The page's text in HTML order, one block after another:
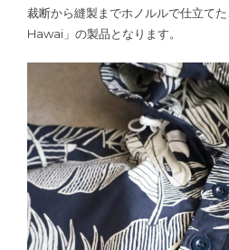
裁断から縫製までホノルルで仕立て
Hawai」の製品となります。